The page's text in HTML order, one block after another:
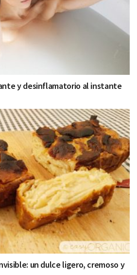
y desinflamatorio al instante
un dulce ligero, cremoso y